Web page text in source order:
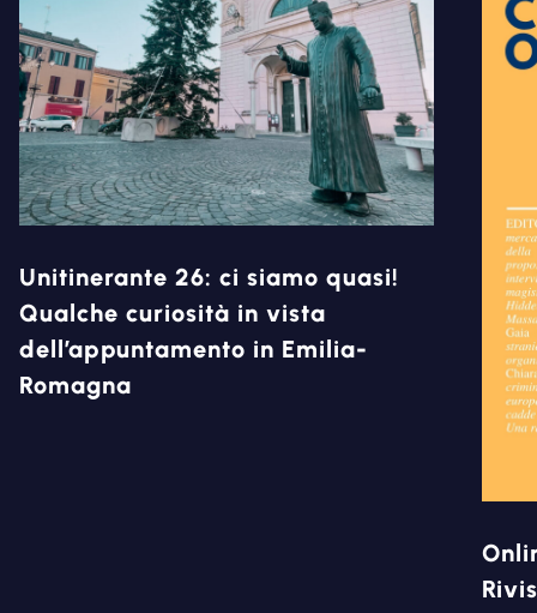
Unitinerante 26: ci siamo quasi!
Qualche curiosità in vista
dell’appuntamento in Emilia-
Romagna